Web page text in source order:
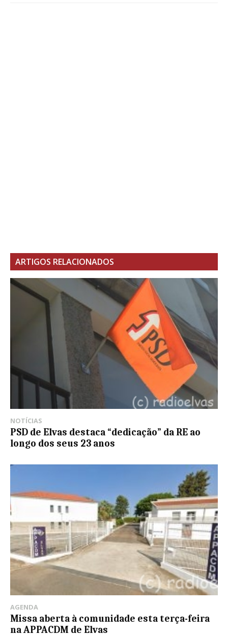
ARTIGOS RELACIONADOS
NOTÍCIAS
PSD de Elvas destaca “dedicação” da RE ao
longo dos seus 23 anos
AGENDA
Missa aberta à comunidade esta terça-feira
na APPACDM de Elvas